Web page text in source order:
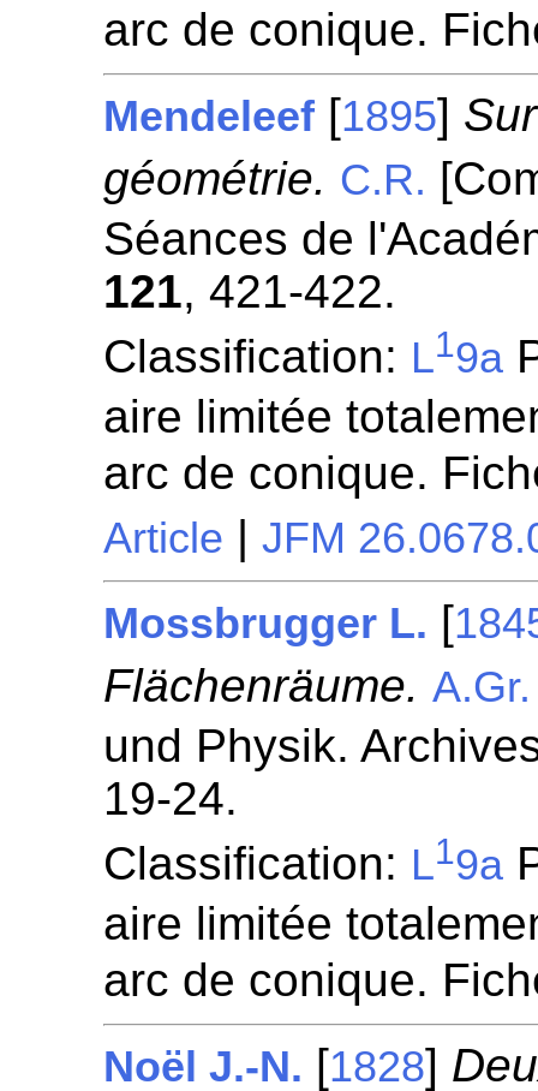
arc de conique.
Mendeleef [1895]
géométrie. C.R.
Séances de
121, 421-422.
Classification: L19a
aire limitée
arc de conique.
Article |JFM
Mossbrugger L. [
Flächenräume. A.Gr.
und Physik.
19-24.
Classification: L19a
aire limitée
arc de conique.
Noël J.-N. [1828]